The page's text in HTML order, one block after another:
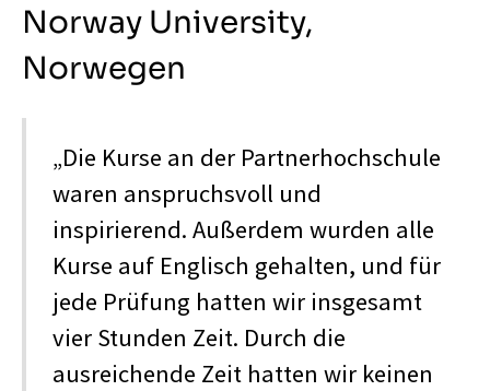
Norway University,
Norwegen
„Die Kurse an der Partnerhochschule
waren anspruchsvoll und
inspirierend. Außerdem wurden alle
Kurse auf Englisch gehalten, und für
jede Prüfung hatten wir insgesamt
vier Stunden Zeit. Durch die
ausreichende Zeit hatten wir keinen